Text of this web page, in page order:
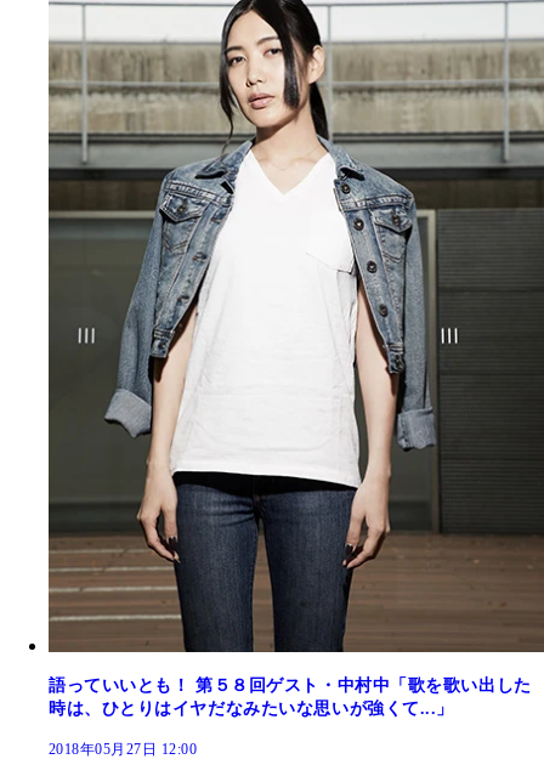
語っていいとも！ 第５８回ゲスト・中村中「歌を歌い出した
時は、ひとりはイヤだなみたいな思いが強くて...」
2018年05月27日 12:00